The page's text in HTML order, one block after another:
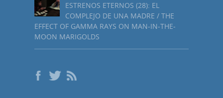
ESTRENOS ETERNOS (28): EL
COMPLEJO DE UNA MADRE / THE
EFFECT OF GAMMA RAYS ON MAN-IN-THE-
MOON MARIGOLDS